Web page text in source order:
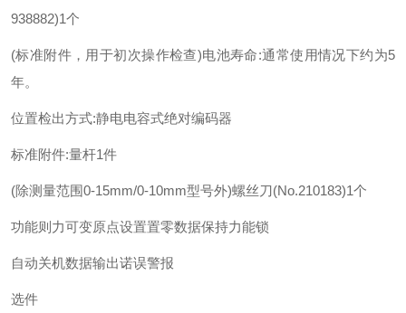
938882)1个
(标准附件，用于初次操作检查)电池寿命:通常使用情况下约为5
年。
位置检出方式:静电电容式绝对编码器
标准附件:量杆1件
(除测量范围0-15mm/0-10mm型号外)螺丝刀(No.210183)1个
功能则力可变原点设置置零数据保持力能锁
自动关机数据输出诺误警报
选件